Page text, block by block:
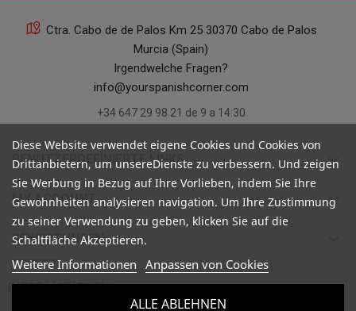
Ctra. Cabo de de Palos Km 25 30370 Cabo de Palos
Murcia (Spain)
Irgendwelche Fragen?
info@yourspanishcorner.com
+34 647 29 98 21 de 9 a 14:30
BENUTZERDEFINIERTE LINKS keyboard_arrow_down
MY ACCOUNT keyboard_arrow_down
BEWERTUNGEN
INFORMATIONEN 
Diese Website verwendet eigene Cookies und Cookies von
Drittanbietern, um unsereDienste zu verbessern. Und zeigen
Sie Werbung in Bezug auf Ihre Vorlieben, indem Sie Ihre
Gewohnheiten analysieren navigation. Um Ihre Zustimmung
zu seiner Verwendung zu geben, klicken Sie auf die
Schaltfläche Akzeptieren.
Weitere Informationen Anpassen von Cookies
ALLE ABLEHNEN